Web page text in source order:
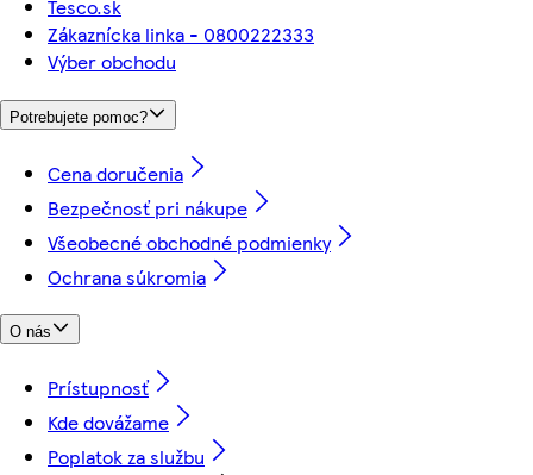
Tesco.sk
Zákaznícka linka - 0800222333
Výber obchodu
Potrebujete pomoc?
Cena doručenia
Bezpečnosť pri nákupe
Všeobecné obchodné podmienky
Ochrana súkromia
O nás
Prístupnosť
Kde dovážame
Poplatok za službu